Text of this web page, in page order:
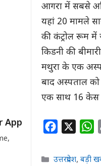
आगरा में सबसे
यहां 20 मामले
की कंट्रोल रूम में
किडनी की
मथुरा के एक
बाद अस्पताल को
एक साथ 16 केस
c
W
a
Categories
उत्तरप्रदेश,बड़ी
App